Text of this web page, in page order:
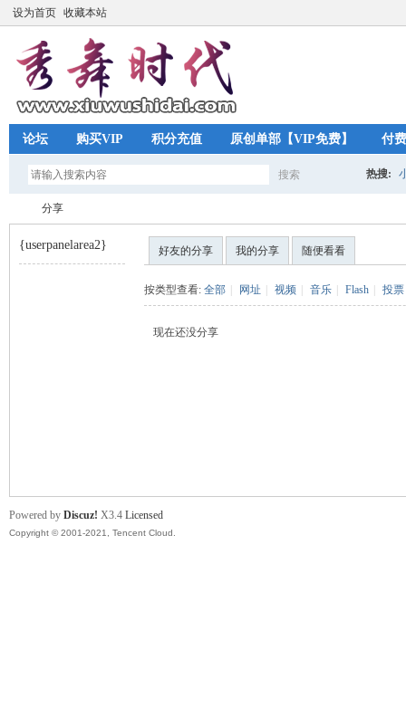
设为首页 收藏本站
论坛 购买VIP 积分充值 原创单部【VIP免费】 付
搜索 热搜:
分享
{userpanelarea2} 好友的分享 我的分享 随便看看
按类型查看: 全部 网址 视频 音乐 Flash 投票
现在还没分享
Powered by Discuz! X3.4 Licensed
Copyright © 2001-2021, Tencent Cloud.